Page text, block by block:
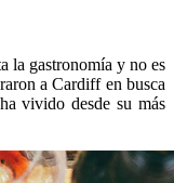
la gastronomía y no es
a Cardiff en busca
vivido desde su más